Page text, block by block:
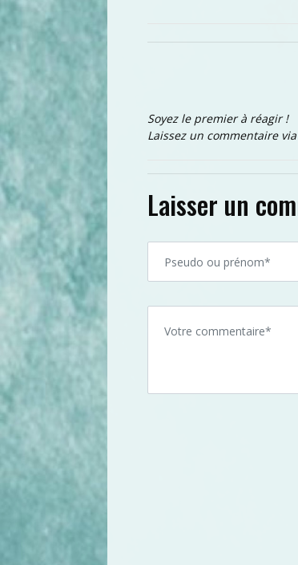
Soyez le premier à réagir !
Laissez un commentaire
Laisser un